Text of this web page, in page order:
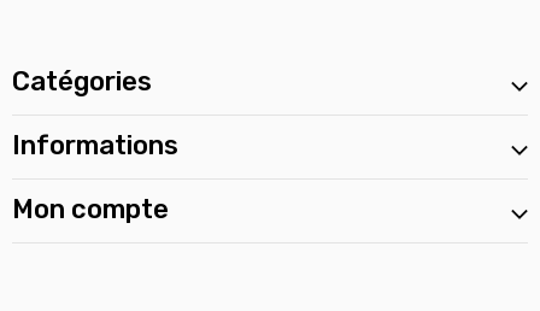
Catégories
Informations
Mon compte